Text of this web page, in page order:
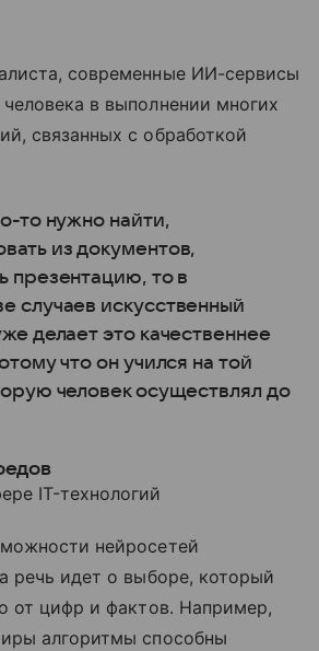
современные ИИ-сервисы
в выполнении многих
связанных с обработкой
то нужно найти,
из документов,
презентацию, то в
случаев искусственный
делает это качественнее
что он учился на той
человек осуществлял до
IT-технологий
нейросетей
речь идет о выборе, который
от цифр и фактов. Например,
алгоритмы способны